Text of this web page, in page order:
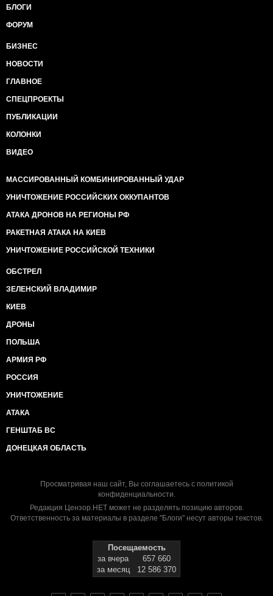
БЛОГИ
ФОРУМ
БИЗНЕС
НОВОСТИ
ГЛАВНОЕ
СПЕЦПРОЕКТЫ
ПУБЛИКАЦИИ
КОЛОНКИ
ВИДЕО
МАССИРОВАННЫЙ КОМБИНИРОВАННЫЙ УДАР
УНИЧТОЖЕНИЕ РОССИЙСКИХ ОККУПАНТОВ
АТАКА ДРОНОВ НА РЕГИОНЫ РФ
РАКЕТНАЯ АТАКА НА КИЕВ
УНИЧТОЖЕНИЕ РОССИЙСКОЙ ТЕХНИКИ
ОБСТРЕЛ
ЗЕЛЕНСКИЙ ВЛАДИМИР
КИЕВ
ДРОНЫ
ПОЛЬША
АРМИЯ РФ
РОССИЯ
УНИЧТОЖЕНИЕ
АТАКА
ГЕНШТАБ ВС
ДОНЕЦКАЯ ОБЛАСТЬ
Просматривая наш сайт, Вы соглашаетесь с политикой
конфиденциальности.
Редакция Цензор.НЕТ может не разделять позицию авторов.
Ответственность за материалы в разделе "Блоги" несут авторы текстов.
Посещаемость
за вчера
657 660
за месяц
12 586 370